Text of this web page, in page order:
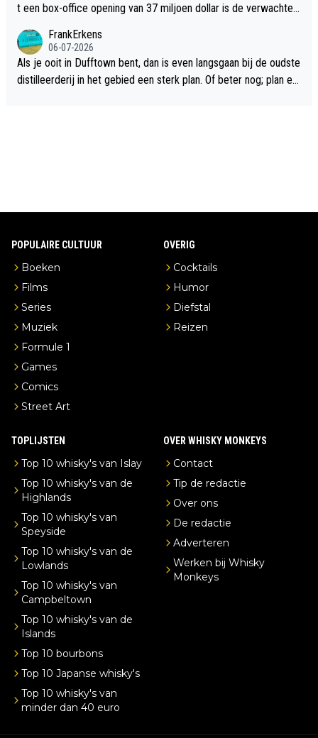
t een box-office opening van 37 miljoen dollar is de verwachte
FrankErkens
06-07-2026
Als je ooit in Dufftown bent, dan is even langsgaan bij de oudste
distilleerderij in het gebied een sterk plan. Of beter nog; plan ee
POPULAIRE CULTUUR
Boeken
Films
Series
Muziek
Formule 1
Games
Comics
Street Art
OVERIG
Cocktails
Humor
Diefstal
Reizen
TOPLIJSTEN
Top 10 whisky's van Islay
Top 10 whisky's van de
Highlands
Top 10 whisky's van
Speyside
Top 10 whisky's van de
Lowlands
Top 10 whisky's van
Campbeltown
Top 10 whisky's van de
Islands
Top 10 bourbons
Top 10 Japanse whisky's
Top 10 whisky's van
minder dan 40 euro
OVER WHISKY MONKEYS
Contact
Tip de redactie
Over ons
De redactie
Adverteren
Werken bij Whisky
Monkeys